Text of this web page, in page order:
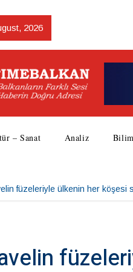
2026
– Sanat Analiz
füzeleriyle ülkenin her köşesi